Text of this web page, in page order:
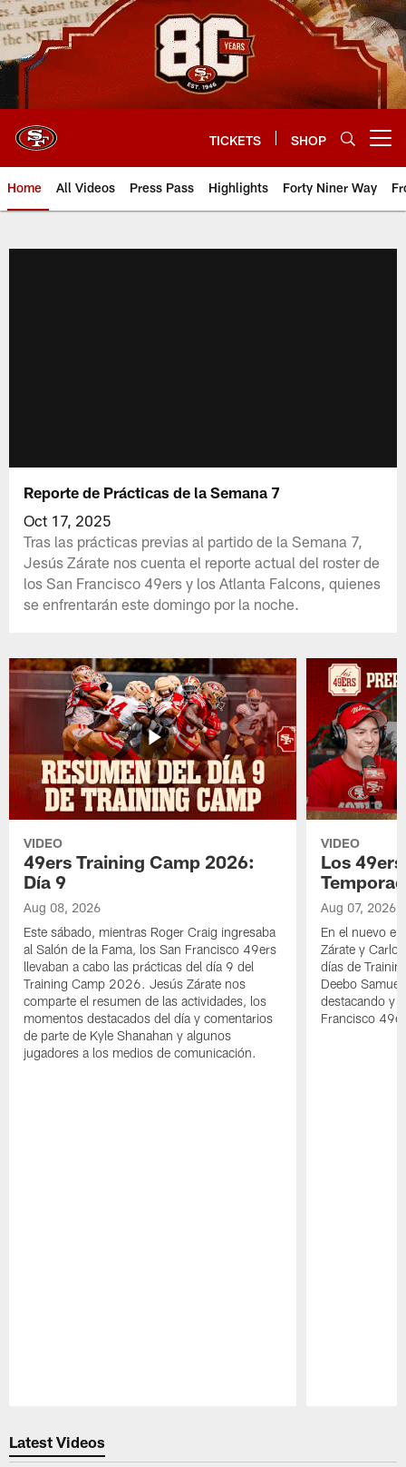
Skip
to
main
content
TICKETS SHOP
Home All Videos Press Pass Highlights Forty Niner Way
Reporte de Prácticas de la Semana 7
Oct 17, 2025
Tras las prácticas previas al partido de la Semana 7,
Jesús Zárate nos cuenta el reporte actual del roster de
los San Francisco 49ers y los Atlanta Falcons, quienes
se enfrentarán este domingo por la noche.
VIDEO
49ers Training Camp 2026:
Día 9
Aug 08, 2026
Este sábado, mientras Roger Craig ingresaba
al Salón de la Fama, los San Francisco 49ers
llevaban a cabo las prácticas del día 9 del
Training Camp 2026. Jesús Zárate nos
comparte el resumen de las actividades, los
momentos destacados del día y comentarios
de parte de Kyle Shanahan y algunos
jugadores a los medios de comunicación.
VIDEO
Los
Aug 07, 2026
En el nuevo
Zárate y
días de
Deebo
destacando y
Francisco
Latest Videos